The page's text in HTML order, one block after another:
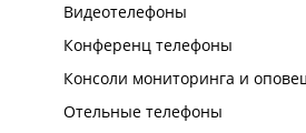
Видеотелефоны
Конференц телефоны
Консоли мониторинга и
Отельные телефоны